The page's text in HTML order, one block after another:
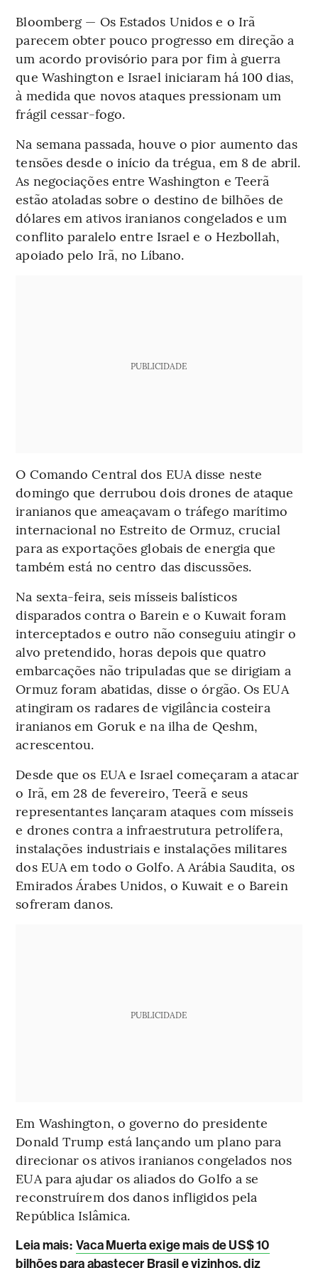
Bloomberg — Os Estados Unidos e o Irã
parecem obter pouco progresso em direção a
um acordo provisório para por fim à guerra
que Washington e Israel iniciaram há 100 dias,
à medida que novos ataques pressionam um
frágil cessar-fogo.
Na semana passada, houve o pior aumento das
tensões desde o início da trégua, em 8 de abril.
As negociações entre Washington e Teerã
estão atoladas sobre o destino de bilhões de
dólares em ativos iranianos congelados e um
conflito paralelo entre Israel e o Hezbollah,
apoiado pelo Irã, no Líbano.
PUBLICIDADE
O Comando Central dos EUA disse neste
domingo que derrubou dois drones de ataque
iranianos que ameaçavam o tráfego marítimo
internacional no Estreito de Ormuz, crucial
para as exportações globais de energia que
também está no centro das discussões.
Na sexta-feira, seis mísseis balísticos
disparados contra o Barein e o Kuwait foram
interceptados e outro não conseguiu atingir o
alvo pretendido, horas depois que quatro
embarcações não tripuladas que se dirigiam a
Ormuz foram abatidas, disse o órgão. Os EUA
atingiram os radares de vigilância costeira
iranianos em Goruk e na ilha de Qeshm,
acrescentou.
Desde que os EUA e Israel começaram a atacar
o Irã, em 28 de fevereiro, Teerã e seus
representantes lançaram ataques com mísseis
e drones contra a infraestrutura petrolífera,
instalações industriais e instalações militares
dos EUA em todo o Golfo. A Arábia Saudita, os
Emirados Árabes Unidos, o Kuwait e o Barein
sofreram danos.
PUBLICIDADE
Em Washington, o governo do presidente
Donald Trump está lançando um plano para
direcionar os ativos iranianos congelados nos
EUA para ajudar os aliados do Golfo a se
reconstruírem dos danos infligidos pela
República Islâmica.
Leia mais: Vaca Muerta exige mais de US$ 10
bilhões para abastecer Brasil e vizinhos, diz